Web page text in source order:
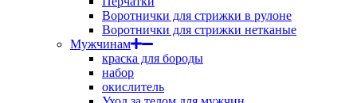
Воротнички для стрижки в рулоне
Воротнички для стрижки нетканые
Мужчинам
краска для бороды
набор
окислитель